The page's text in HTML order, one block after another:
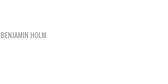
BENJAMIN HOLM